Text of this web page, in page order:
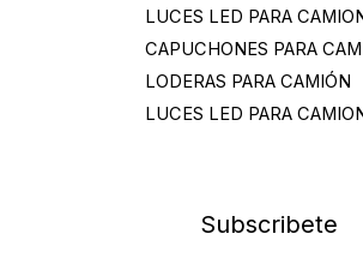
LUCES LED PARA
CAPUCHONES PARA
LODERAS PARA CAMIÓN
LUCES LED PARA
Subscribete